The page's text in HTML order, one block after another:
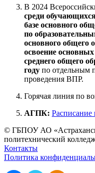
В 2024
среди
базе основного
по
основного общего
освоение
среднего общего
году по отдельным
проведения ВПР.
Горячая линия по
АГПК:
© ГБПОУ АО
политехнический
Контакты
Политика